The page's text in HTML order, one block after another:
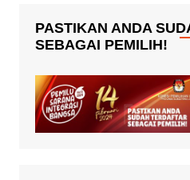
PASTIKAN ANDA
SEBAGAI PEMILIH!